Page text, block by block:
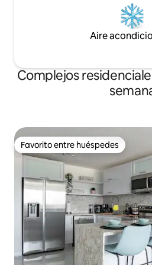
Aire
Complejos
Favorito entre huéspedes
Favorito entre huéspedes